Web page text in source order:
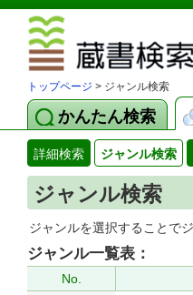
トップページ > ジャンル検索
かんたん検索
詳細検索 ジャンル検索
ジャンル検索
ジャンルを選択することで
ジャンル一覧表：
No.